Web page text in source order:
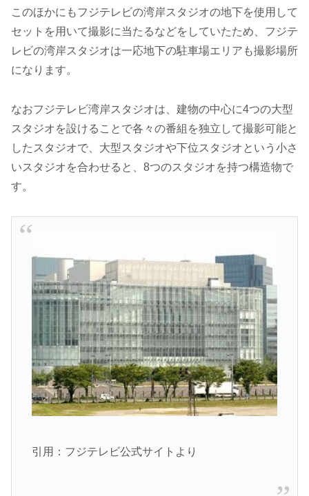
このほかにもフジテレビの湾岸スタジオの地下を使用して
セットを用いて撮影に当たるなどをしていたため、フジテ
レビの湾岸スタジオは一応地下の駐車場エリアも撮影場所
になります。
なおフジテレビ湾岸スタジオは、建物の中心に4つの大型
スタジオを設けることで各々の番組を独立して撮影可能と
したスタジオで、大型スタジオや下位スタジオという小さ
いスタジオを合わせると、8つのスタジオを持つ構造物で
す。
引用：フジテレビ公式サイトより